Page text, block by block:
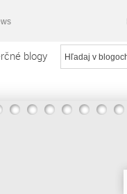
blogy